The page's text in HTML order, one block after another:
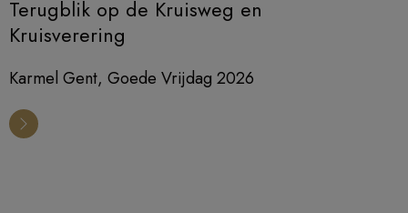
Terugblik op de Kruisweg en
Kruisverering
Karmel Gent, Goede Vrijdag 2026